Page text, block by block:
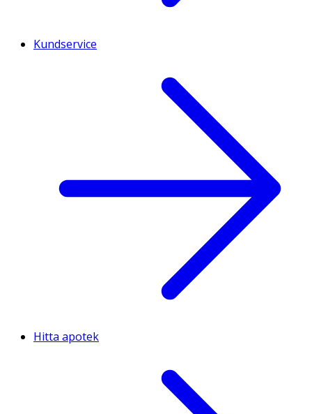
Kundservice
Hitta apotek